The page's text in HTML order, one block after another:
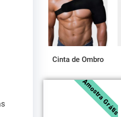
Cinta de Ombro
Amostra Grátis